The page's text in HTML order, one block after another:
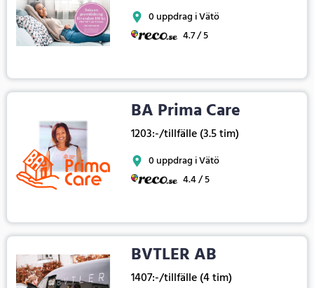
0 uppdrag i Vätö
4.7 / 5
BA Prima Care
1203:-/tillfälle (3.5 tim)
0 uppdrag i Vätö
4.4 / 5
BVTLER AB
1407:-/tillfälle (4 tim)